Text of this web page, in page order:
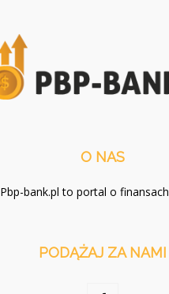
O NAS
Pbp-bank.pl to portal o
PODĄŻAJ ZA NAMI